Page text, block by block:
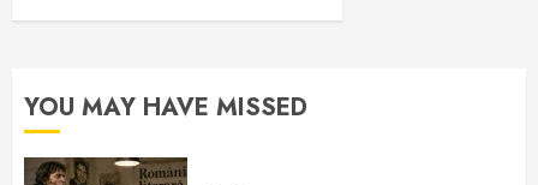
YOU MAY HAVE MISSED